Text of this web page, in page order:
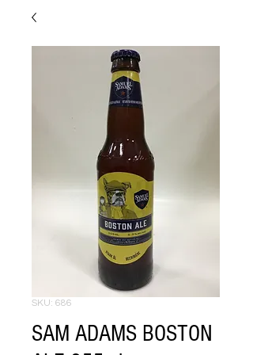
SKU: 686
SAM ADAMS BOSTON